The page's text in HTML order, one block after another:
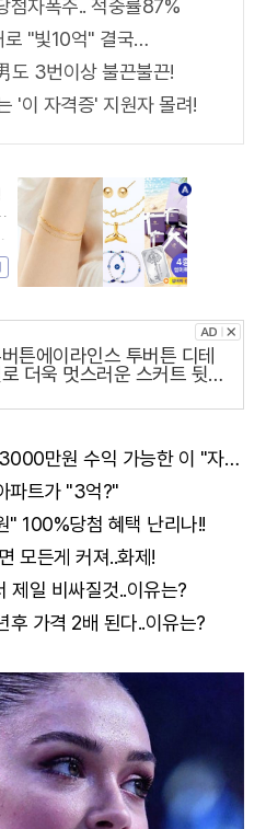
첨자폭주.. 적중률87%
로 "빛10억" 결국…
3번이상 불끈불끈!
'이 자격증' 지원자 몰려!
튼에이라인스 투버튼 디테
더욱 멋스러운 스커트 뒷지
익 가능한 이 "자격증" 주목받고 있어..
파트가 "3억?"
" 100%당첨 혜택 난리나!!
모든게 커져..화제!
제일 비싸질것..이유는?
후 가격 2배 된다..이유는?